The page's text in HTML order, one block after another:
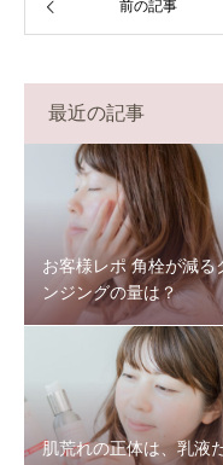
前の記事
最近の記事
お客様レポ 角栓が減る
ンジングの量は？
肌荒れの正体は、乳液